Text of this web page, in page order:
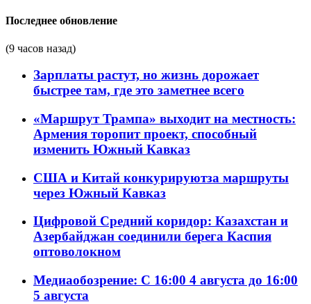
Последнее обновление
(9 часов назад)
Зарплаты растут, но жизнь дорожает
быстрее там, где это заметнее всего
«Маршрут Трампа» выходит на местность:
Армения торопит проект, способный
изменить Южный Кавказ
США и Китай конкурируютза маршруты
через Южный Кавказ
Цифровой Средний коридор: Казахстан и
Азербайджан соединили берега Каспия
оптоволокном
Медиаобозрение: С 16:00 4 августа до 16:00
5 августа